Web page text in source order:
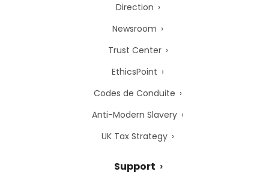
Direction
Newsroom
Trust Center
EthicsPoint
Codes de Conduite
Anti-Modern Slavery
UK Tax Strategy
Support